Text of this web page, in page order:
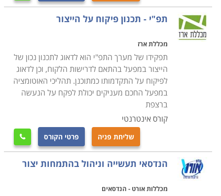
ומחשבים וכדומה.
הלימודים ב
הייצור, הרכש, והטכנולוגיה. כל סטודנט יכול לבחור את
תחום ההתמחות שלו על פי אופי עבודתו הנוכחית, או על פי
העבודה בה הוא ירצה לעסוק לאחר סיום הקורס .
תפ"י - תכנון פיקוח על הייצור
מכללת ארז
תפקידו של מערך התפ"י הוא לדאוג לתכנון נכון של
הייצור במפעל בהתאם לדרישות הלקוח, וכן לדאוג
לפיקוח על התקדמותו כמתוכנן. תהליכי האוטומציה
במפעל החכם מעניקים יכולת לפקח על הנעשה
ברצפת
קורס אינטרנטי
שליחת פניה פרטי הקורס 
הנדסאי תעשייה וניהול בהתמחות יצור
מכללות אורט - הנדסאים